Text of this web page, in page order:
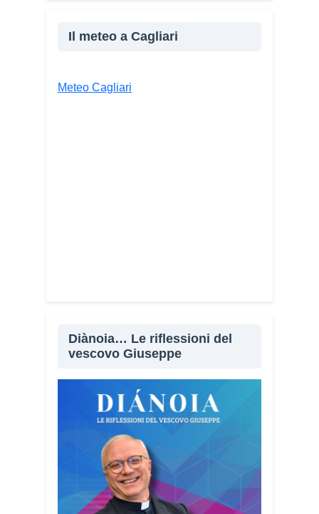
E-mail Stampa
Il meteo a Cagliari
Meteo Cagliari
Diànoia… Le riflessioni del
vescovo Giuseppe